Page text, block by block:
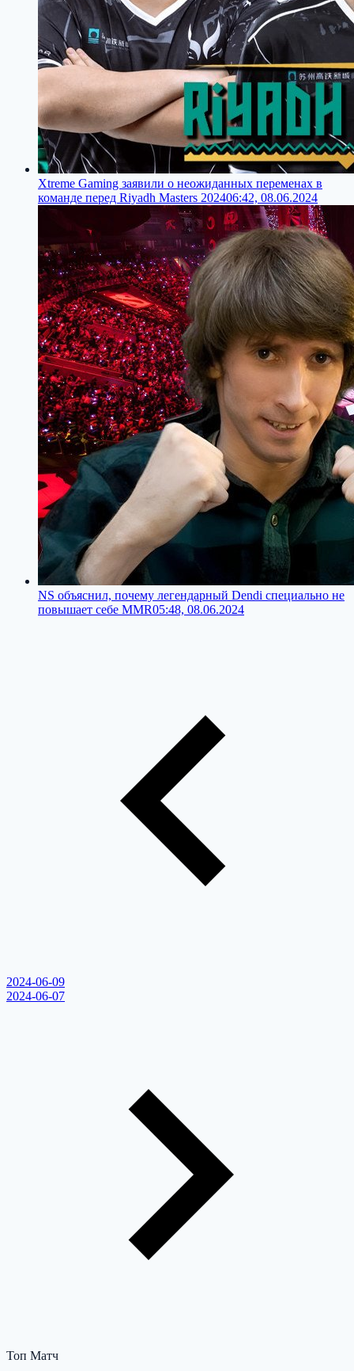
Xtreme Gaming заявили о неожиданных переменах в
команде перед Riyadh Masters 202406:42, 08.06.2024
NS объяснил, почему легендарный Dendi специально не
повышает себе MMR05:48, 08.06.2024
2024-06-09
2024-06-07
Топ Матч